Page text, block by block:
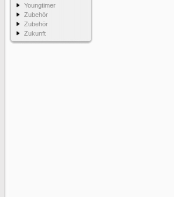
Youngtimer
Zubehör
Zubehör
Zukunft